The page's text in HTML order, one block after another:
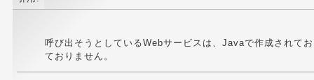
呼び出そうとしているWebサービスは、Javaで作成されて
ておりません。